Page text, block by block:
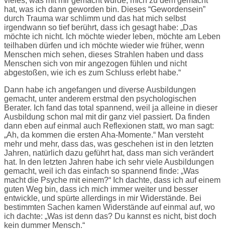
hat, was ich dann geworden bin. Dieses “Gewordensein”
durch Trauma war schlimm und das hat mich selbst
irgendwann so tief berührt, dass ich gesagt habe: „Das
möchte ich nicht. Ich möchte wieder leben, möchte am Leben
teilhaben dürfen und ich möchte wieder wie früher, wenn
Menschen mich sehen, dieses Strahlen haben und dass
Menschen sich von mir angezogen fühlen und nicht
abgestoßen, wie ich es zum Schluss erlebt habe.“
Dann habe ich angefangen und diverse Ausbildungen
gemacht, unter anderem erstmal den psychologischen
Berater. Ich fand das total spannend, weil ja alleine in dieser
Ausbildung schon mal mit dir ganz viel passiert. Da finden
dann eben auf einmal auch Reflexionen statt, wo man sagt:
„Ah, da kommen die ersten Aha-Momente.“ Man versteht
mehr und mehr, dass das, was geschehen ist in den letzten
Jahren, natürlich dazu geführt hat, dass man sich verändert
hat. In den letzten Jahren habe ich sehr viele Ausbildungen
gemacht, weil ich das einfach so spannend finde: „Was
macht die Psyche mit einem?“ Ich dachte, dass ich auf einem
guten Weg bin, dass ich mich immer weiter und besser
entwickle, und spürte allerdings in mir Widerstände. Bei
bestimmten Sachen kamen Widerstände auf einmal auf, wo
ich dachte: „Was ist denn das? Du kannst es nicht, bist doch
kein dummer Mensch.“